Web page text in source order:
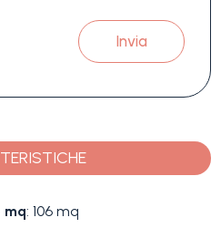
Invia
mq: 106 mq